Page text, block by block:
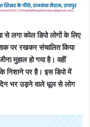
से लगा कोल डिपो लोगों के लिए
पर रखकर संचालित किया
मुहाल हो गया है। वहीं
पर है। इस डिपो में
भर उड़ने वाले धूल से लोग